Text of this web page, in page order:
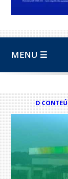
MENU ☰
O